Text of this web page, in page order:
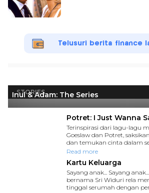
Telusuri berita finance